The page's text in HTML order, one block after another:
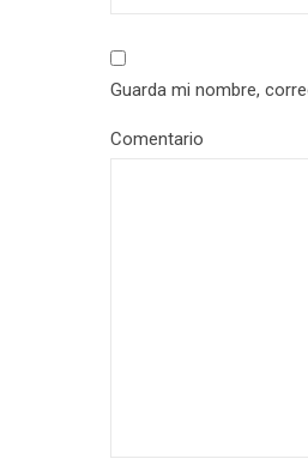
Guarda mi nombre,
Comentario